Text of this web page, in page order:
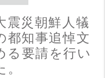
震災朝鮮人犠
都知事追悼文
る要請を行い